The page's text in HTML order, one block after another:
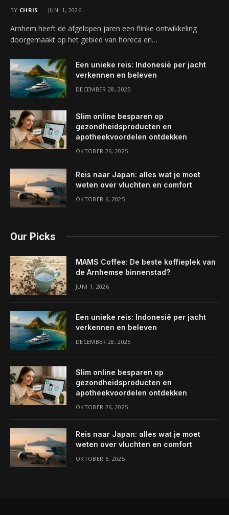
BY CHRIS JUNI 1, 2026
Arnhem heeft de afgelopen jaren een flinke ontwikkeling
doorgemaakt op het gebied van horeca en…
Een unieke reis: Indonesië per jacht
verkennen en beleven
DECEMBER 28, 2025
Slim online besparen op
gezondheidsproducten en
apotheekvoordelen ontdekken
OKTOBER 26, 2025
Reis naar Japan: alles wat je moet
weten over vluchten en comfort
OKTOBER 6, 2025
Our Picks
MAMS Coffee: De beste koffieplek van
de Arnhemse binnenstad?
JUNI 1, 2026
Een unieke reis: Indonesië per jacht
verkennen en beleven
DECEMBER 28, 2025
Slim online besparen op
gezondheidsproducten en
apotheekvoordelen ontdekken
OKTOBER 26, 2025
Reis naar Japan: alles wat je moet
weten over vluchten en comfort
OKTOBER 6, 2025